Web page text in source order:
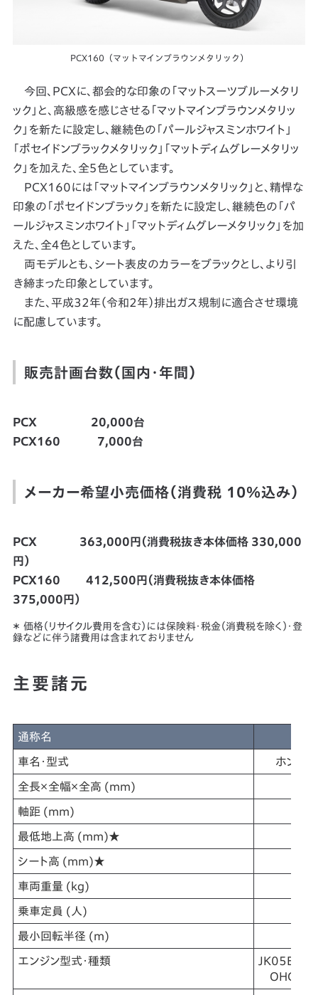
PCX160（マットマインブラウンメタリック）
今回、PCXに、都会的な印象の「マットスーツブルーメタリ
ック」と、高級感を感じさせる「マットマインブラウンメタリッ
ク」を新たに設定し、継続色の「パールジャスミンホワイト」
「ポセイドンブラックメタリック」「マットディムグレーメタリッ
ク」を加えた、全５色としています。
PCX160には「マットマインブラウンメタリック」と、精悍な
印象の「ポセイドンブラック」を新たに設定し、継続色の「パ
ールジャスミンホワイト」「マットディムグレーメタリック」を加
えた、全４色としています。
両モデルとも、シート表皮のカラーをブラックとし、より引
き締まった印象としています。
また、平成32年（令和2年）排出ガス規制に適合させ環境
に配慮しています。
販売計画台数（国内・年間）
PCX 20,000台
PCX160 7,000台
メーカー希望小売価格（消費税 10％込み）
PCX 363,000円（消費税抜き本体価格 330,000
円）
PCX160 412,500円（消費税抜き本体価格
375,000円）
＊ 価格（リサイクル費用を含む）には保険料・税金（消費税を除く）・登
録などに伴う諸費用は含まれておりません
主要諸元
通称名
車名・型式 ホンダ
全長×全幅×全高 (mm)
軸距 (mm)
最低地上高 (mm)★
シート高 (mm)★
車両重量 (kg)
乗車定員 (人)
最小回転半径 (m)
エンジン型式・種類
JK05E・水
OHC4バ